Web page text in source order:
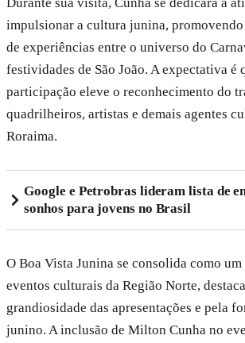
impulsionar a cultura junina,
de experiências entre o universo do
festividades de São João. A expectativa é
participação eleve o reconhecimento do
quadrilheiros, artistas e demais agentes
Roraima.
Google e Petrobras lideram lista de
sonhos para jovens no Brasil
O Boa Vista Junina se consolida como um
eventos culturais da Região Norte,
grandiosidade das apresentações e pela
junino. A inclusão de Milton Cunha no